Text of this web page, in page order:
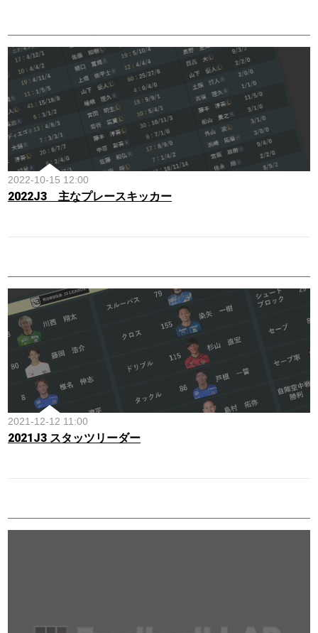
2022-10-15 12:00
2022J3 主なプレースキッカー
2021-12-12 11:00
2021J3 スタッツリーダー